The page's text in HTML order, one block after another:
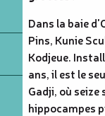
Dans la baie
Pins, Kunie
Kodjeue.
ans, il est le
Gadji, où
hippocampes